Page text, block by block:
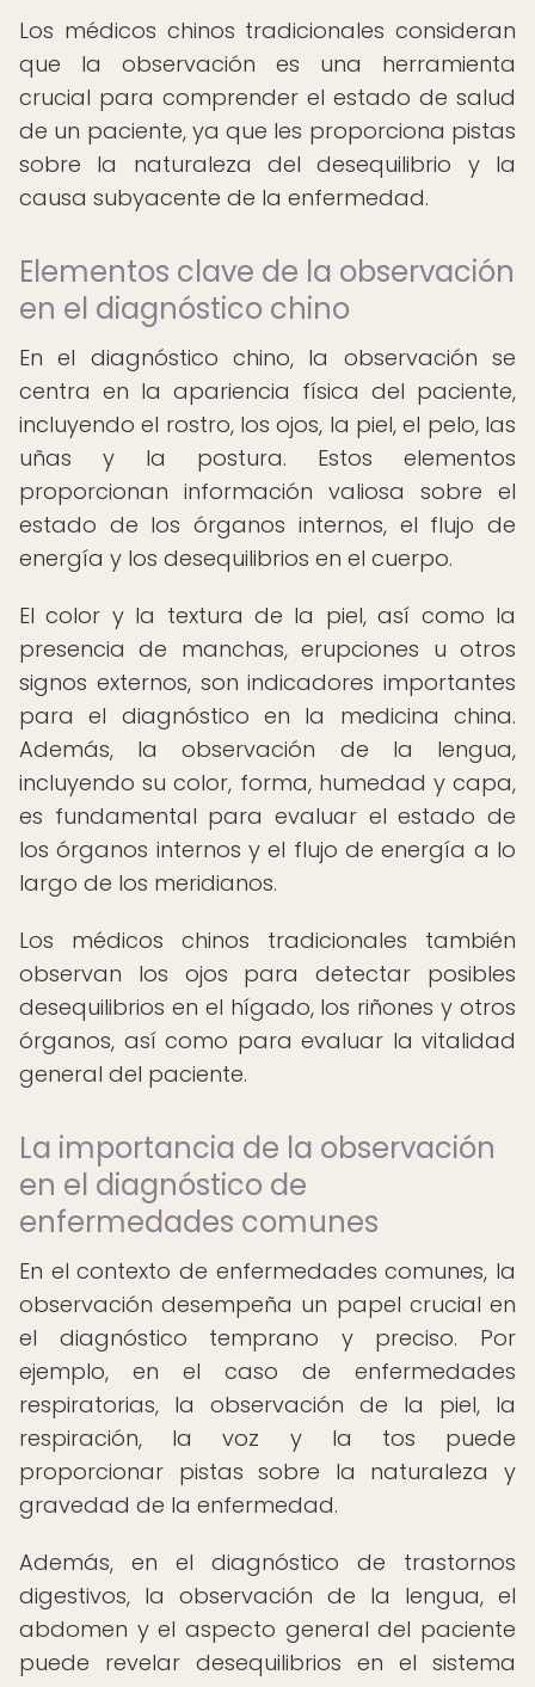
Los médicos chinos tradicionales consideran
que la observación es una herramienta
crucial para comprender el estado de salud
de un paciente, ya que les proporciona pistas
sobre la naturaleza del desequilibrio y la
causa subyacente de la enfermedad.
Elementos clave de la observación
en el diagnóstico chino
En el diagnóstico chino, la observación se
centra en la apariencia física del paciente,
incluyendo el rostro, los ojos, la piel, el pelo, las
uñas y la postura. Estos elementos
proporcionan información valiosa sobre el
estado de los órganos internos, el flujo de
energía y los desequilibrios en el cuerpo.
El color y la textura de la piel, así como la
presencia de manchas, erupciones u otros
signos externos, son indicadores importantes
para el diagnóstico en la medicina china.
Además, la observación de la lengua,
incluyendo su color, forma, humedad y capa,
es fundamental para evaluar el estado de
los órganos internos y el flujo de energía a lo
largo de los meridianos.
Los médicos chinos tradicionales también
observan los ojos para detectar posibles
desequilibrios en el hígado, los riñones y otros
órganos, así como para evaluar la vitalidad
general del paciente.
La importancia de la observación
en el diagnóstico de
enfermedades comunes
En el contexto de enfermedades comunes, la
observación desempeña un papel crucial en
el diagnóstico temprano y preciso. Por
ejemplo, en el caso de enfermedades
respiratorias, la observación de la piel, la
respiración, la voz y la tos puede
proporcionar pistas sobre la naturaleza y
gravedad de la enfermedad.
Además, en el diagnóstico de trastornos
digestivos, la observación de la lengua, el
abdomen y el aspecto general del paciente
puede revelar desequilibrios en el sistema